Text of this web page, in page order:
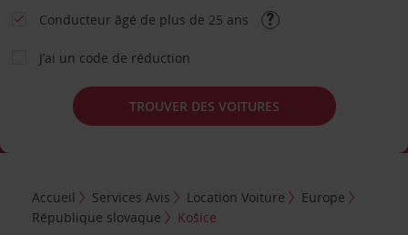
Conducteur âgé de plus de 25 ans
J’ai un code de réduction
TROUVER DES VOITURES
Accueil Services Avis Location Voiture
Europe
République slovaque
Košice